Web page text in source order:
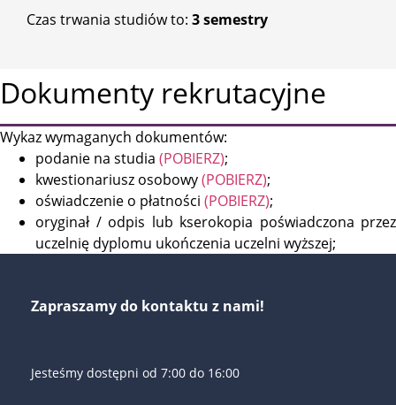
Czas trwania studiów to: 3 semestry
Dokumenty rekrutacyjne
Wykaz wymaganych dokumentów:
podanie na studia (POBIERZ);
kwestionariusz osobowy(POBIERZ);
oświadczenie o płatności (POBIERZ);
oryginał / odpis lub kserokopia poświadczona przez
uczelnię dyplomu ukończenia uczelni wyższej;
Zapraszamy do kontaktu z nami!
Jesteśmy dostępni od 7:00 do 16:00